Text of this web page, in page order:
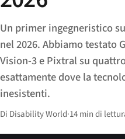
Un primer ingegneristico
nel 2026. Abbiamo testato
Vision-3 e Pixtral su
esattamente dove la
inesistenti.
Di Disability World·14 min di